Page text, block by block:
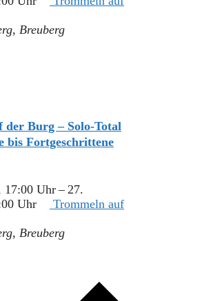
Breuberg
der Burg – Solo-Total
bis Fortgeschrittene
17:00 Uhr– 27.
Uhr
Trommeln auf
Breuberg